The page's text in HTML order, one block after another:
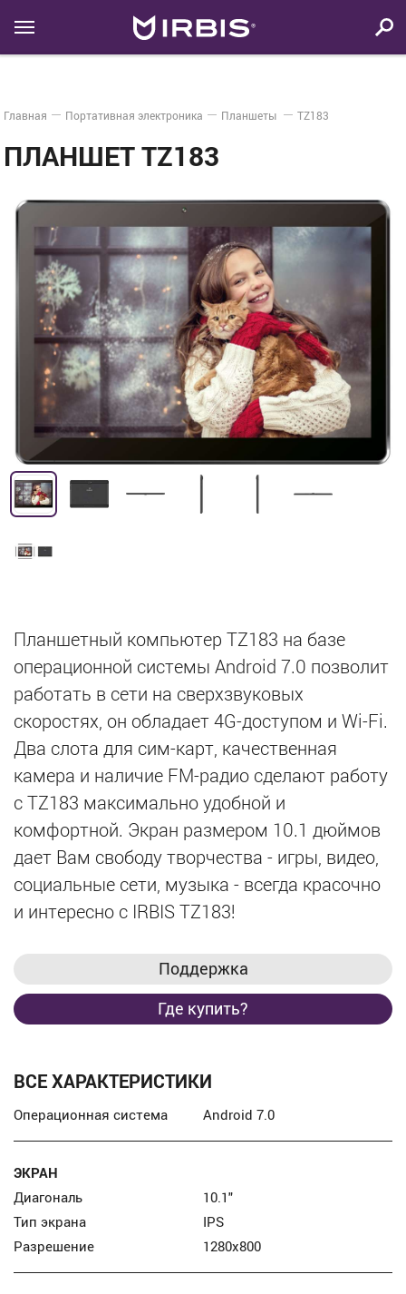
Главная Портативная электроника Планшеты TZ183
ПЛАНШЕТ TZ183
Планшетный компьютер TZ183 на базе
операционной системы Android 7.0 позволит
работать в сети на сверхзвуковых
скоростях, он обладает 4G-доступом и Wi-Fi.
Два слота для сим-карт, качественная
камера и наличие FM-радио сделают работу
с TZ183 максимально удобной и
комфортной. Экран размером 10.1 дюймов
дает Вам свободу творчества - игры, видео,
социальные сети, музыка - всегда красочно
и интересно с IRBIS TZ183!
Поддержка
Где купить?
ВСЕ ХАРАКТЕРИСТИКИ
Операционная система Android 7.0
ЭКРАН
Диагональ
10.1″
Тип экрана
IPS
Разрешение
1280x800